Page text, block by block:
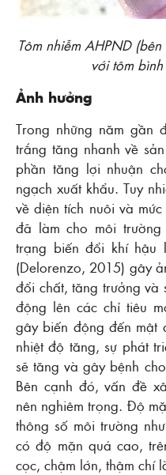
Tôm nhiễm AHPND
với tôm
Ảnh hưởng
Trong những năm gần
trắng tăng nhanh về
phần tăng lợi nhuận
ngạch xuất khẩu. Tuy
về diện tích nuôi và
đã làm cho môi
trạng biến đổi khí hậu
(Delorenzo, 2015) gây
đổi chất, tăng trưởng và
động lên các chỉ tiêu
gây biến động đến mật
nhiệt độ tăng, sự phát
sẽ tăng và gây bệnh
Bên cạnh đó, vấn đề
nên nghiêm trọng. Độ
thông số môi trường
có độ mặn quá cao,
cọc, chậm lớn, thậm chí